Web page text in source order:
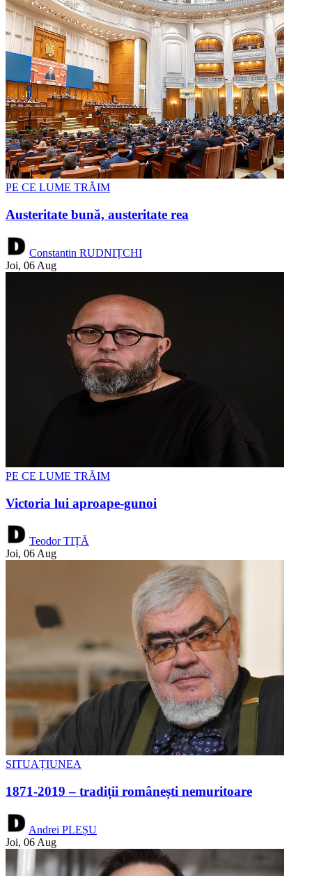
PE CE LUME TRĂIM
Austeritate bună, austeritate rea
Constantin RUDNIȚCHI
Joi, 06 Aug
PE CE LUME TRĂIM
Victoria lui aproape-gunoi
Teodor TIȚĂ
Joi, 06 Aug
SITUAȚIUNEA
1871-2019 – tradiții românești nemuritoare
Andrei PLEȘU
Joi, 06 Aug